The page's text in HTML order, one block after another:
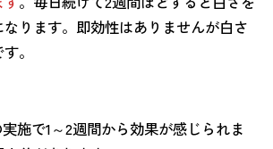
ります。即効性はありませんが白さ
。
施で1～2週間から効果が感じられま